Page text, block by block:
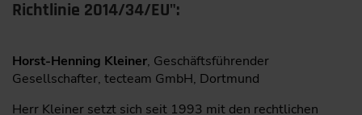
Richtlinie 2014/34/EU":
Horst-Henning Kleiner, Geschäftsführender
Gesellschafter, tecteam GmbH, Dortmund
Herr Kleiner setzt sich seit 1993 mit den rechtlichen